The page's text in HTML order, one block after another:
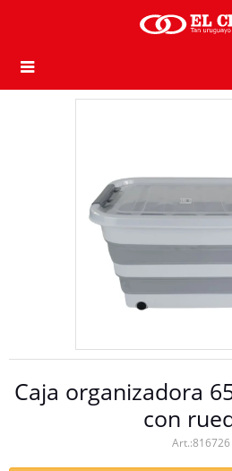

Caja organizadora
con
816726